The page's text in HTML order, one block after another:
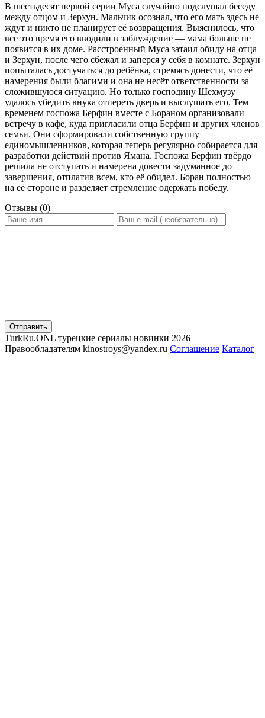
В шестьдесят первой серии Муса случайно подслушал беседу
между отцом и Зерхун. Мальчик осознал, что его мать здесь не
ждут и никто не планирует её возвращения. Выяснилось, что
все это время его вводили в заблуждение — мама больше не
появится в их доме. Расстроенный Муса затаил обиду на отца
и Зерхун, после чего сбежал и заперся у себя в комнате. Зерхун
попыталась достучаться до ребёнка, стремясь донести, что её
намерения были благими и она не несёт ответственности за
сложившуюся ситуацию. Но только господину Шехмузу
удалось убедить внука отпереть дверь и выслушать его. Тем
временем госпожа Берфин вместе с Бораном организовали
встречу в кафе, куда пригласили отца Берфин и других членов
семьи. Они сформировали собственную группу
единомышленников, которая теперь регулярно собирается для
разработки действий против Ямана. Госпожа Берфин твёрдо
решила не отступать и намерена довести задуманное до
завершения, отплатив всем, кто её обидел. Боран полностью
на её стороне и разделяет стремление одержать победу.
Отзывы (0)
Отправить
TurkRu.ONL турецкие сериалы новинки 2026
Правообладателям kinostroys@yandex.ru Соглашение Каталог